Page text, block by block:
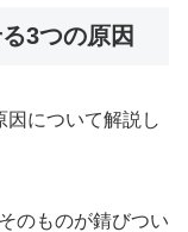
3つの原因
因について解説し
のものが錆びつい